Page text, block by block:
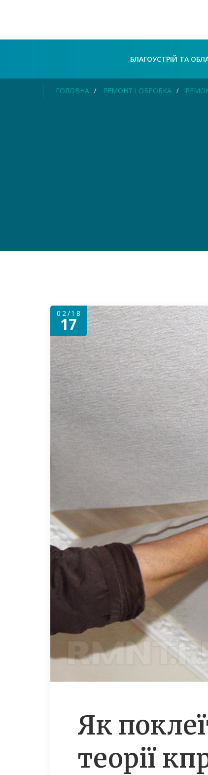
БЛАГОУСТРІЙ ТА
ГОЛОВНА РЕМОНТ І ОБРОБКА
02/18
17
Як
теорії